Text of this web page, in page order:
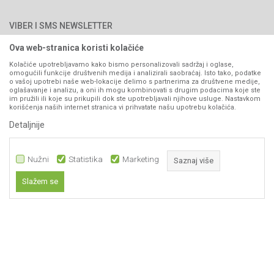
Kontakt
Pravo na odustajanje
Reklamacije
Povraćaj sredstava
Zamjena artikala
Plaćanje karticama
VIBER I SMS NEWSLETTER
PRATITE NAS
Ova web-stranica koristi kolačiće
Kolačiće upotrebljavamo kako bismo personalizovali sadržaj i oglase,
omogućili funkcije društvenih medija i analizirali saobraćaj. Isto tako, podatke
o vašoj upotrebi naše web-lokacije delimo s partnerima za društvene medije,
oglašavanje i analizu, a oni ih mogu kombinovati s drugim podacima koje ste
im pružili ili koje su prikupili dok ste upotrebljavali njihove usluge. Nastavkom
korišćenja naših internet stranica vi prihvatate našu upotrebu kolačića.
Detaljnije
Nužni Statistika Marketing Saznaj više
Slažem se